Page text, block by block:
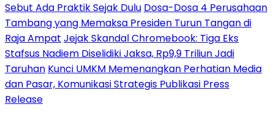
Sebut Ada Praktik Sejak Dulu Dosa-Dosa 4 Perusahaan
Tambang yang Memaksa Presiden Turun Tangan di
Raja Ampat Jejak Skandal Chromebook: Tiga Eks
Stafsus Nadiem Diselidiki Jaksa, Rp9,9 Triliun Jadi
Taruhan Kunci UMKM Memenangkan Perhatian Media
dan Pasar, Komunikasi Strategis Publikasi Press
Release